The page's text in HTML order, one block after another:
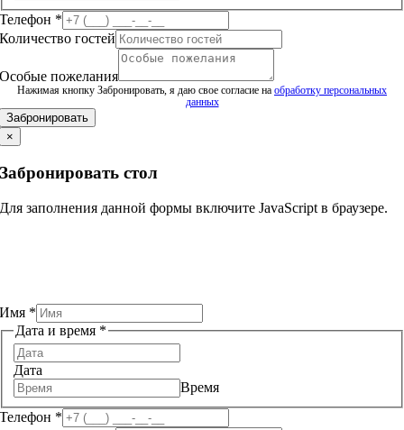
Телефон *
Количество гостей
Телефон
Особые
Особые пожелания
Нажимая кнопку Забронировать, я даю свое согласие на обработку персональных
данных
Забронировать
×
Забронировать стол
Для заполнения данной формы включите JavaScript в браузере.
Имя *
Дата и время *
Дата
Время
Телефон *